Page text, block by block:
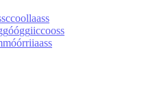
sccoollaass
góóggiiccooss
móórriiaass